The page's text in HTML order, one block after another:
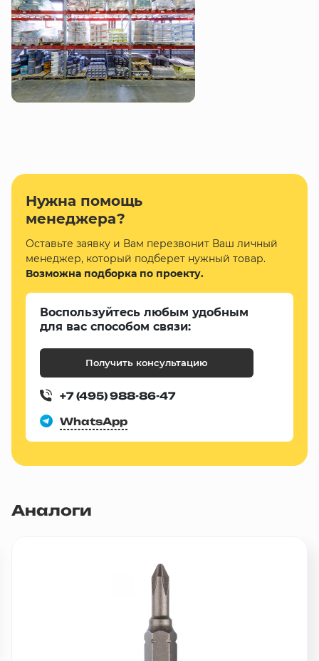
Нужна помощь
менеджера?
Оставьте заявку и Вам перезвонит Ваш личный
менеджер, который подберет нужный товар.
Возможна подборка по проекту.
Воспользуйтесь любым удобным
для вас способом связи:
Получить консультацию
+7 (495) 988-86-47
WhatsApp
Аналоги